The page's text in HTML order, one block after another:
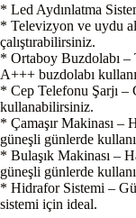
* Led Aydınlatma
* Televizyon ve uydu
çalıştırabilirsiniz.
* Ortaboy Buzdolabı –
A+++ buzdolabı
* Cep Telefonu Şarjı –
kullanabilirsiniz.
* Çamaşır Makinası –
güneşli günlerde
* Bulaşık Makinası –
güneşli günlerde
* Hidrafor Sistemi –
sistemi için ideal.